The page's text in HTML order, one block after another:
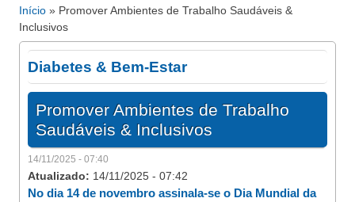
Está aqui
Início » Promover Ambientes de Trabalho Saudáveis &
Inclusivos
Diabetes & Bem-Estar
Promover Ambientes de Trabalho
Saudáveis & Inclusivos
14/11/2025 - 07:40
Atualizado: 14/11/2025 - 07:42
No dia 14 de novembro assinala-se o Dia Mundial da